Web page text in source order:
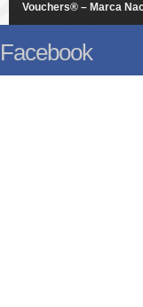
Vouchers® – Marca
Facebook